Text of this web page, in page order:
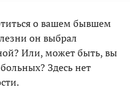
о вашем бывшем
он выбрал
Или, может быть, вы
Здесь нет